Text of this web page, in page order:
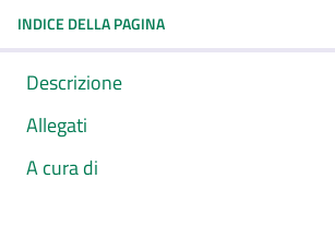
INDICE DELLA PAGINA
Descrizione
Allegati
A cura di